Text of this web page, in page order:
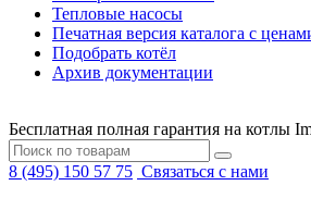
Тепловые насосы
Печатная версия каталога с
Подобрать котёл
Архив документации
Бесплатная полная гарантия на котлы
8 (495) 150 57 75 Связаться с нами